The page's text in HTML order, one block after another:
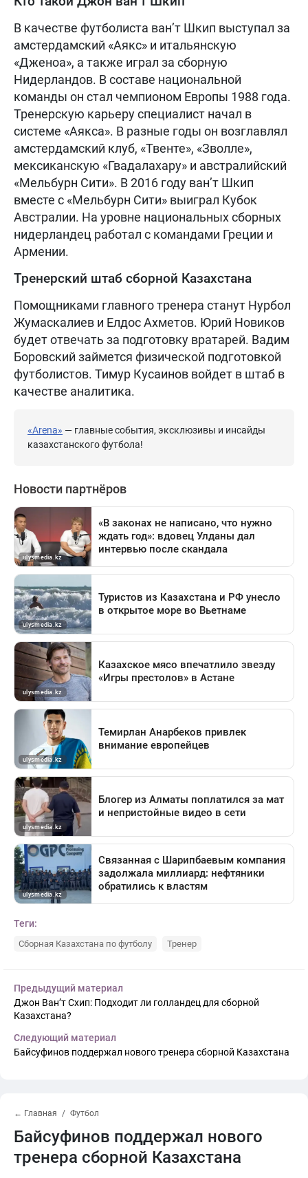
В качестве футболиста ван’т Шкип выступал за
амстердамский «Аякс» и итальянскую
«Дженоа», а также играл за сборную
Нидерландов. В составе национальной
команды он стал чемпионом Европы 1988 года.
Тренерскую карьеру специалист начал в
системе «Аякса». В разные годы он возглавлял
амстердамский клуб, «Твенте», «Зволле»,
мексиканскую «Гвадалахару» и австралийский
«Мельбурн Сити». В 2016 году ван’т Шкип
вместе с «Мельбурн Сити» выиграл Кубок
Австралии. На уровне национальных сборных
нидерландец работал с командами Греции и
Армении.
Тренерский штаб сборной Казахстана
Помощниками главного тренера станут Нурбол
Жумаскалиев и Елдос Ахметов. Юрий Новиков
будет отвечать за подготовку вратарей. Вадим
Боровский займется физической подготовкой
футболистов. Тимур Кусаинов войдет в штаб в
качестве аналитика.
«Arena» — главные события, эксклюзивы и инсайды
казахстанского футбола!
Теги:
Сборная Казахстана по футболу Тренер
Предыдущий материал
Джон Ван’т Схип: Подходит ли голландец для сборной
Казахстана?
Следующий материал
Байсуфинов поддержал нового тренера сборной Казахстана
← Главная Футбол
Байсуфинов поддержал нового
тренера сборной Казахстана